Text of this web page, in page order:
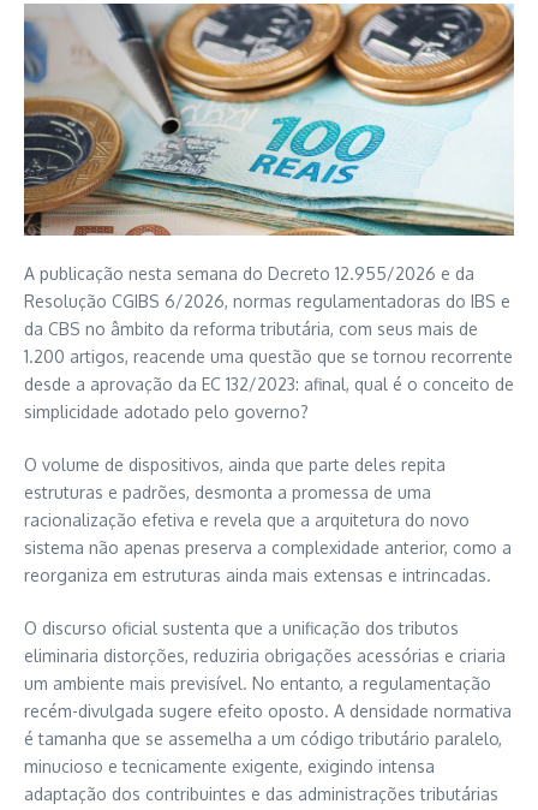
A publicação nesta semana do Decreto 12.955/2026 e da
Resolução CGIBS 6/2026, normas regulamentadoras do IBS e
da CBS no âmbito da reforma tributária, com seus mais de
1.200 artigos, reacende uma questão que se tornou recorrente
desde a aprovação da EC 132/2023: afinal, qual é o conceito de
simplicidade adotado pelo governo?
O volume de dispositivos, ainda que parte deles repita
estruturas e padrões, desmonta a promessa de uma
racionalização efetiva e revela que a arquitetura do novo
sistema não apenas preserva a complexidade anterior, como a
reorganiza em estruturas ainda mais extensas e intrincadas.
O discurso oficial sustenta que a unificação dos tributos
eliminaria distorções, reduziria obrigações acessórias e criaria
um ambiente mais previsível. No entanto, a regulamentação
recém-divulgada sugere efeito oposto. A densidade normativa
é tamanha que se assemelha a um código tributário paralelo,
minucioso e tecnicamente exigente, exigindo intensa
adaptação dos contribuintes e das administrações tributárias